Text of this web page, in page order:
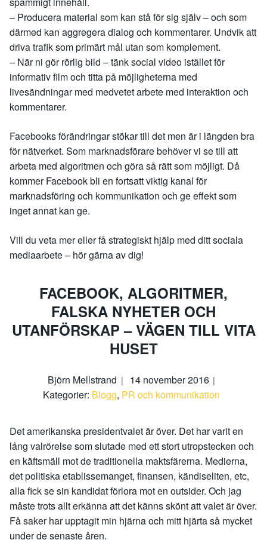
– Producera material som kan stå för sig själv – och som
därmed kan aggregera dialog och kommentarer. Undvik att
driva trafik som primärt mål utan som komplement.
– När ni gör rörlig bild – tänk social video istället för
informativ film och titta på möjligheterna med
livesändningar med medvetet arbete med interaktion och
kommentarer.
Facebooks förändringar stökar till det men är i längden bra
för nätverket. Som marknadsförare behöver vi se till att
arbeta med algoritmen och göra så rätt som möjligt. Då
kommer Facebook bli en fortsatt viktig kanal för
marknadsföring och kommunikation och ge effekt som
inget annat kan ge.
Vill du veta mer eller få strategiskt hjälp med ditt sociala
mediaarbete – hör gärna av dig!
FACEBOOK, ALGORITMER,
FALSKA NYHETER OCH
UTANFÖRSKAP – VÄGEN TILL VITA
HUSET
Björn Mellstrand
14 november 2016
Kategorier: Blogg, PR och kommunikation
Det amerikanska presidentvalet är över. Det har varit en
lång valrörelse som slutade med ett stort utropstecken och
en käftsmäll mot de traditionella maktsfärerna. Medierna,
det politiska etablissemanget, finansen, kändiseliten, etc,
alla fick se sin kandidat förlora mot en outsider. Och jag
måste trots allt erkänna att det känns skönt att valet är över.
Få saker har upptagit min hjärna och mitt hjärta så mycket
under de senaste åren.